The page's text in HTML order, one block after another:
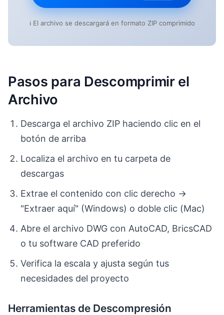
ℹ️ El archivo se descargará en formato ZIP comprimido
Pasos para Descomprimir el
Archivo
Descarga el archivo ZIP haciendo clic en el
botón de arriba
Localiza el archivo en tu carpeta de
descargas
Extrae el contenido con clic derecho →
"Extraer aquí" (Windows) o doble clic (Mac)
Abre el archivo DWG con AutoCAD, BricsCAD
o tu software CAD preferido
Verifica la escala y ajusta según tus
necesidades del proyecto
Herramientas de Descompresión